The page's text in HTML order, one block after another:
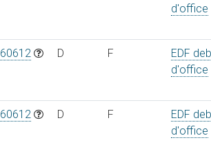
d'office
60612 D F
EDF
d'office
60612 D F
EDF
d'office